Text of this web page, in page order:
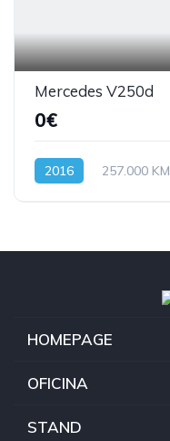
Mercedes V250d
0€
2016 257.000 KM
HOMEPAGE
OFICINA
STAND